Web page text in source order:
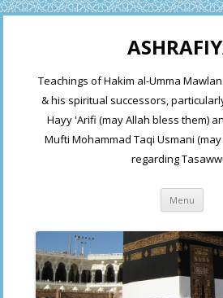
Teachings of Hakim al-Umma
& his spiritual successors,
Hayy 'Arifi (may Allah bless them)
Mufti Mohammad Taqi Usmani
regarding
Menu Skip